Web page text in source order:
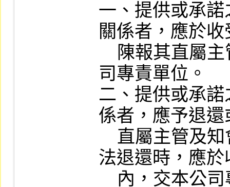
一、提供或承
關係者，應於
司專責單位。
二、提供或承
係者，應予退
法退還時，應